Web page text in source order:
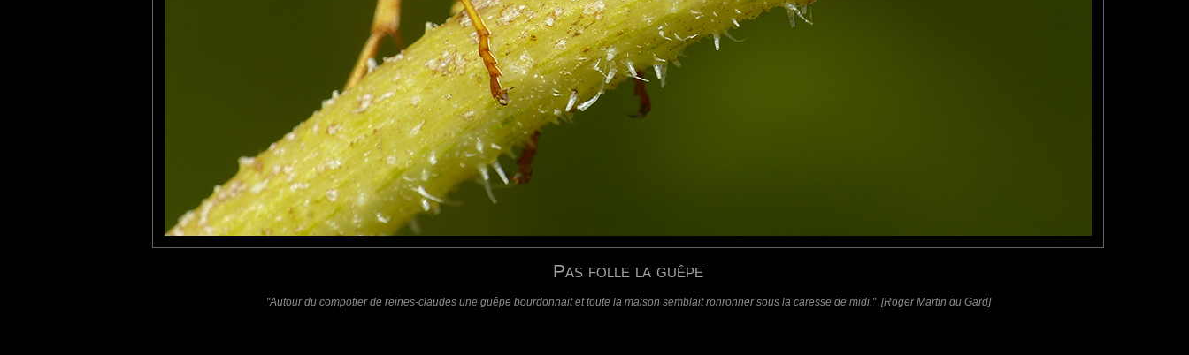
Pas folle la guêpe
"Autour du compotier de reines-claudes une guêpe bourdonnait et toute la maison semblait ronronner sous la caresse de midi." [Roger Martin du Gard]
La guêpe poliste longue et élancée se reconnaît à ses grandes pattes visibles en vol.
Elle est pacifique mais peut piquer pour défendre son nid.
Nom(requis)
E-mail(requis - ne sera pas affiché)
Site Web